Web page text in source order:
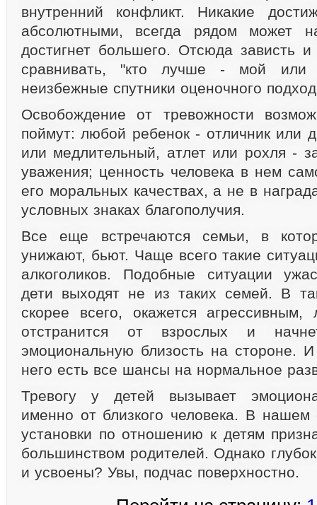
внутренний конфликт. Никакие
абсолютными, всегда рядом может
достигнет большего. Отсюда зависть
сравнивать, "кто лучше - мой
неизбежные спутники оценочного
Освобождение от тревожности
поймут: любой ребенок - отличник или
или медлительный, атлет или рохля -
уважения; ценность человека в нем
его моральных качествах, а не в
условных знаках благополучия.
Все еще встречаются семьи, в
унижают, бьют. Чаще всего такие
алкоголиков. Подобные ситуации
дети выходят не из таких семей. В
скорее всего, окажется агрессивным,
отстранится от взрослых и
эмоциональную близость на стороне.
него есть все шансы на нормальное
Тревогу у детей вызывает
именно от близкого человека. В
установки по отношению к детям
большинством родителей. Однако
и усвоены? Увы, подчас поверхностно.